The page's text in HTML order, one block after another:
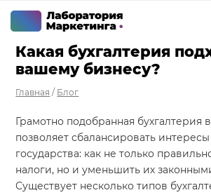
г. Ижевск
Услуги
Внедрение Битрикс24
Внедрение amoCRM
Разработка CRM на заказ
Какая бухгалтерия
вашему бизнесу?
Главная / Блог
Грамотно подобранная бухгалтерия
позволяет сбалансировать
государства: как не только
налоги, но и уменьшить их
Существует несколько типов